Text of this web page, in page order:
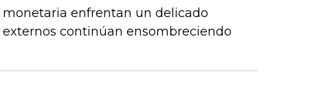
enfrentan un delicado
continúan ensombreciendo